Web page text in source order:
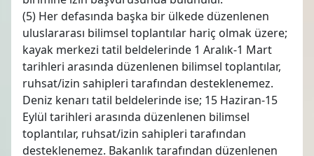
(5) Her defasında başka bir ülkede düzenlenen
uluslararası bilimsel toplantılar hariç olmak üzere;
kayak merkezi tatil beldelerinde 1 Aralık-1 Mart
tarihleri arasında düzenlenen bilimsel toplantılar,
ruhsat/izin sahipleri tarafından desteklenemez.
Deniz kenarı tatil beldelerinde ise; 15 Haziran-15
Eylül tarihleri arasında düzenlenen bilimsel
toplantılar, ruhsat/izin sahipleri tarafından
desteklenemez. Bakanlık tarafından düzenlenen